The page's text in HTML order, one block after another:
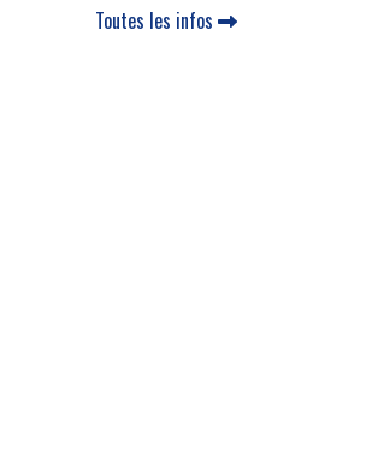
Toutes les infos